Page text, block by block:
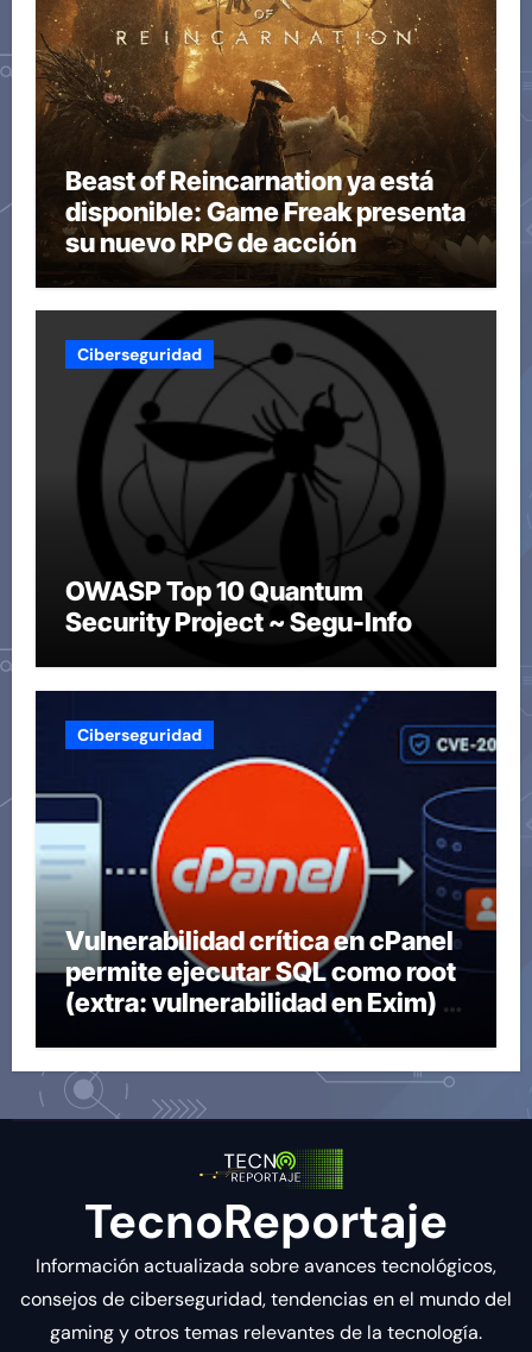
Beast of Reincarnation ya está
disponible: Game Freak presenta
su nuevo RPG de acción
Ciberseguridad
OWASP Top 10 Quantum
Security Project ~ Segu-Info
Ciberseguridad
Vulnerabilidad crítica en cPanel
permite ejecutar SQL como root
(extra: vulnerabilidad en Exim) ~
TecnoReportaje
Información actualizada sobre avances tecnológicos,
consejos de ciberseguridad, tendencias en el mundo del
gaming y otros temas relevantes de la tecnología.